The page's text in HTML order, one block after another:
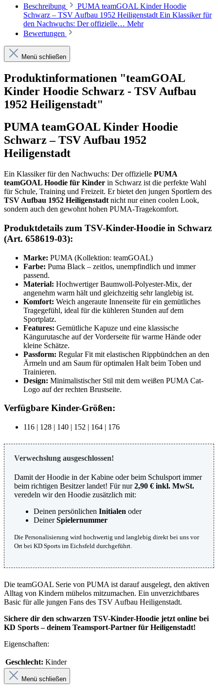
Beschreibung
PUMA teamGOAL Kinder Hoodie
Schwarz – TSV Aufbau 1952 Heiligenstadt Ein Klassiker für
den Nachwuchs: Der offizielle… Mehr
Bewertungen
Menü schließen
Produktinformationen "teamGOAL
Kinder Hoodie Schwarz - TSV Aufbau
1952 Heiligenstadt"
PUMA teamGOAL Kinder Hoodie
Schwarz – TSV Aufbau 1952
Heiligenstadt
Ein Klassiker für den Nachwuchs: Der offizielle PUMA
teamGOAL Hoodie für Kinder in Schwarz ist die perfekte Wahl
für Schule, Training und Freizeit. Er bietet den jungen Sportlern des
TSV Aufbau 1952 Heiligenstadt nicht nur einen coolen Look,
sondern auch den gewohnt hohen PUMA-Tragekomfort.
Produktdetails zum TSV-Kinder-Hoodie in Schwarz
(Art. 658619-03):
Marke: PUMA (Kollektion: teamGOAL)
Farbe: Puma Black – zeitlos, unempfindlich und immer
passend.
Material: Hochwertiger Baumwoll-Polyester-Mix, der
angenehm warm hält und gleichzeitig sehr langlebig ist.
Komfort: Weich angeraute Innenseite für ein gemütliches
Tragegefühl, ideal für die kühleren Stunden auf dem
Sportplatz.
Features: Gemütliche Kapuze und eine klassische
Kängurutasche auf der Vorderseite für warme Hände oder
kleine Schätze.
Passform: Regular Fit mit elastischen Rippbündchen an den
Ärmeln und am Saum für optimalen Halt beim Toben und
Trainieren.
Design: Minimalistischer Stil mit dem weißen PUMA Cat-
Logo auf der rechten Brustseite.
Verfügbare Kinder-Größen:
116 | 128 | 140 | 152 | 164 | 176
Verwechslung ausgeschlossen!
Damit der Hoodie in der Kabine oder beim Schulsport immer
beim richtigen Besitzer landet! Für nur2,90 € inkl. MwSt.
veredeln wir den Hoodie zusätzlich mit:
Deinen persönlichen Initialen oder
DeinerSpielernummer
Die Personalisierung wird hochwertig und langlebig direkt bei uns vor
Ort bei KD Sports im Eichsfeld durchgeführt.
Die teamGOAL Serie von PUMA ist darauf ausgelegt, den aktiven
Alltag von Kindern mühelos mitzumachen. Ein unverzichtbares
Basic für alle jungen Fans des TSV Aufbau Heiligenstadt.
Sichere dir den schwarzen TSV-Kinder-Hoodie jetzt online bei
KD Sports – deinem Teamsport-Partner für Heiligenstadt!
Eigenschaften:
Geschlecht: Kinder
Menü schließen